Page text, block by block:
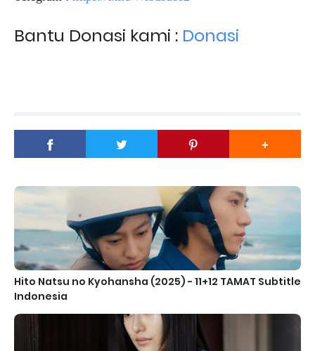
Bantu Donasi kami : Donasi
Hito Natsu no Kyohansha (2025) - 11+12 TAMAT Subtitle
Indonesia